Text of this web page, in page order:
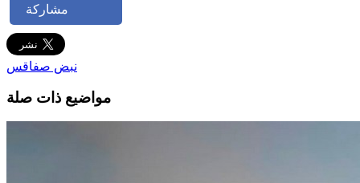
مشاركة
نبض صفاقس
مواضيع ذات صلة